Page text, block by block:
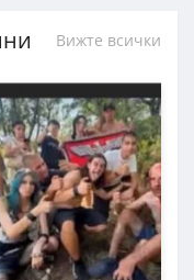
Вижте всички